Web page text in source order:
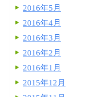
2016年5月
2016年4月
2016年3月
2016年2月
2016年1月
2015年12月